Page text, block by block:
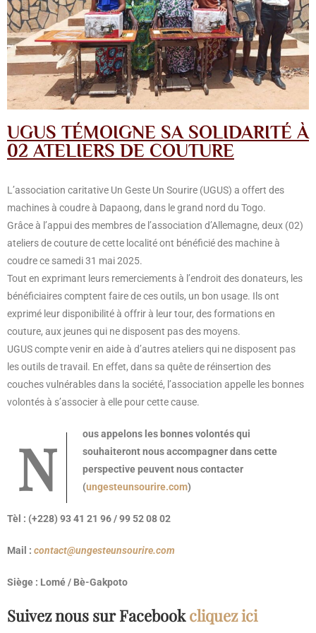
UGUS TÉMOIGNE SA SOLIDARITÉ À
02 ATELIERS DE COUTURE
L’association caritative Un Geste Un Sourire (UGUS) a offert des
machines à coudre à Dapaong, dans le grand nord du Togo.
Grâce à l’appui des membres de l’association d’Allemagne, deux (02)
ateliers de couture de cette localité ont bénéficié des machine à
coudre ce samedi 31 mai 2025.
Tout en exprimant leurs remerciements à l’endroit des donateurs, les
bénéficiaires comptent faire de ces outils, un bon usage. Ils ont
exprimé leur disponibilité à offrir à leur tour, des formations en
couture, aux jeunes qui ne disposent pas des moyens.
UGUS compte venir en aide à d’autres ateliers qui ne disposent pas
les outils de travail. En effet, dans sa quête de réinsertion des
couches vulnérables dans la société, l’association appelle les bonnes
volontés à s’associer à elle pour cette cause.
Nous appelons les bonnes volontés qui
souhaiteront nous accompagner dans cette
perspective peuvent nous contacter
(ungesteunsourire.com)
Tèl : (+228) 93 41 21 96 / 99 52 08 02
Mail : contact@ungesteunsourire.com
Siège : Lomé / Bè-Gakpoto
Suivez nous sur Facebookcliquez ici